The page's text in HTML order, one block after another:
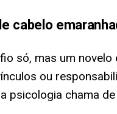
cabelo
só, mas um
ou
psicologia chama